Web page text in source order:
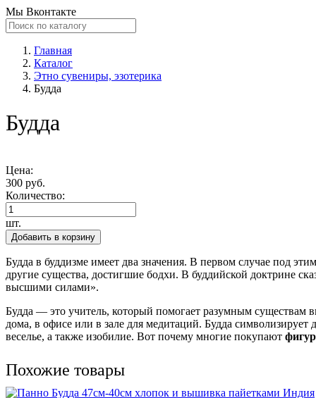
Мы Вконтакте
Главная
Каталог
Этно сувениры, эзотерика
Будда
Будда
Цена:
300 руб.
Количество:
шт.
Добавить в корзину
Будда в буддизме имеет два значения. В первом случае под
другие существа, достигшие бодхи. В буддийской доктрине
высшими силами».
Будда — это учитель, который помогает разумным существам
дома, в офисе или в зале для медитаций. Будда символизирует
веселье, а также изобилие. Вот почему многие покупают
Похожие товары